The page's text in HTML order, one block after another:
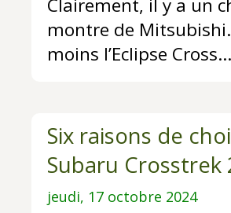
Clairement, il y a un
montre de Mitsubishi.
moins l’Eclipse Cross…
Six raisons de
Subaru Crosstrek
jeudi, 17 octobre 2024